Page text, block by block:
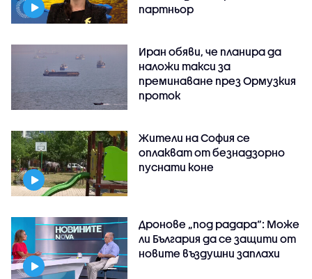
партньор
Иран обяви, че планира да
наложи такси за
преминаване през Ормузкия
проток
Жители на София се
оплакват от безнадзорно
пуснати коне
Дронове „под радара“: Може
ли България да се защити от
новите въздушни заплахи